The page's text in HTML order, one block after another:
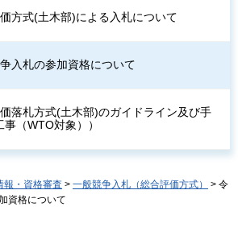
方式(土木部)による入札について
入札の参加資格について
落札方式(土木部)のガイドライン及び手
（WTO対象））
報・資格審査 > 一般競争入札（総合評価方式）
> 令
資格について